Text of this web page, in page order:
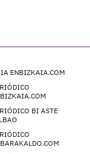
ENBIZKAIA.COM
BI ASTE